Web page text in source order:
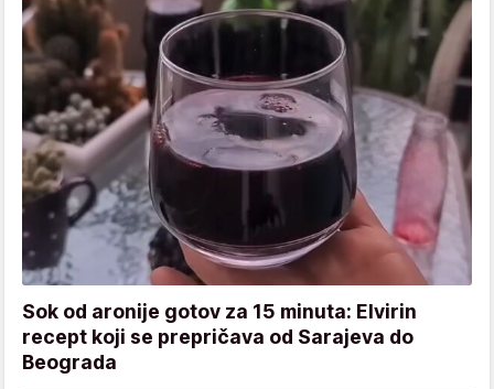
Sok od aronije gotov za 15 minuta: Elvirin
recept koji se prepričava od Sarajeva do
Beograda